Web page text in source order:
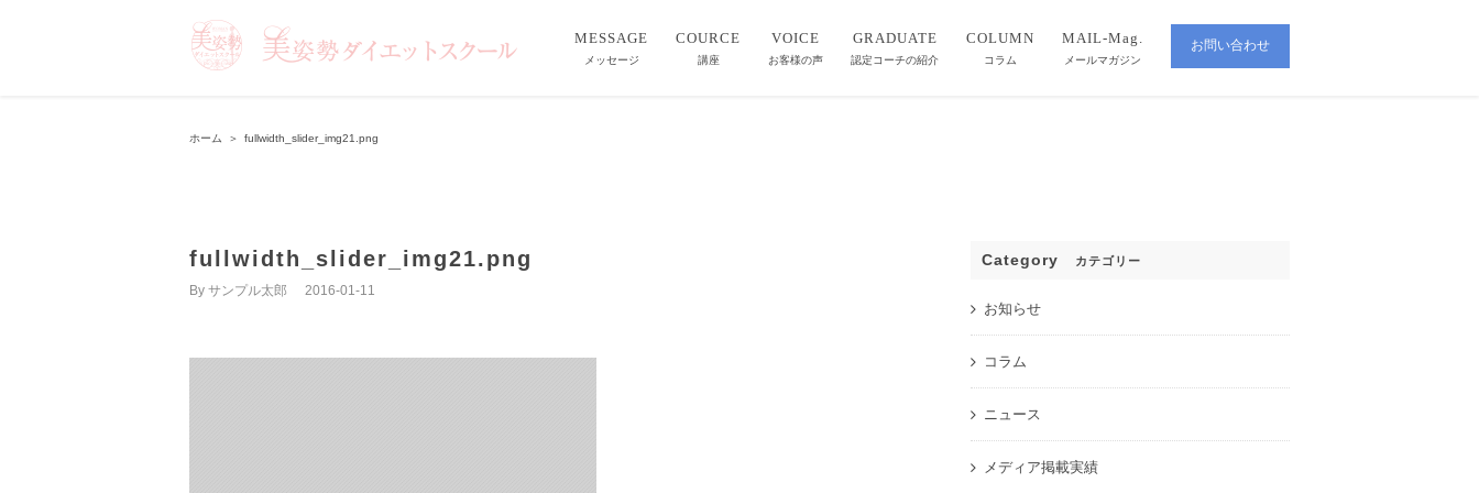
MESSAGE
メッセージ
COURCE
講座
VOICE
お客様の声
GRADUATE
認定コーチの紹介
COLUMN
コラム
MAIL-Mag.
メールマガジン
CONTACT
お問い合わせ
ホーム ＞ fullwidth_slider_img21.png
fullwidth_slider_img21.png
By サンプル太郎 2016-01-11
Category カテゴリー
お知らせ
コラム
ニュース
メディア掲載実績